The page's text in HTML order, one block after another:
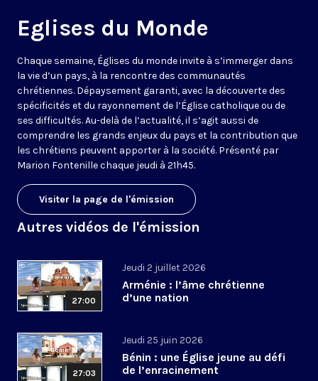
Eglises du Monde
Chaque semaine, Églises du monde invite à s’immerger dans
la vie d’un pays, à la rencontre des communautés
chrétiennes. Dépaysement garanti, avec la découverte des
spécificités et du rayonnement de l’Église catholique ou de
ses difficultés. Au-delà de l’actualité, il s’agit aussi de
comprendre les grands enjeux du pays et la contribution que
les chrétiens peuvent apporter à la société. Présenté par
Marion Fontenille chaque jeudi à 21h45.
Visiter la page de l'émission
Autres vidéos de l'émission
27:00
Jeudi 2 juillet 2026
Arménie : l’âme chrétienne
d’une nation
27:03
Jeudi 25 juin 2026
Bénin : une Église jeune au défi
de l’enracinement